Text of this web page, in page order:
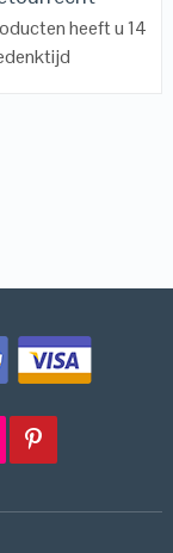
heeft u 14